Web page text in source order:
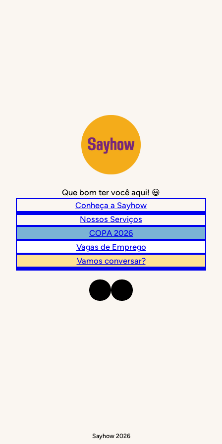
Que bom ter você aqui! 😃
Conheça a Sayhow
Nossos Serviços
COPA 2026
Vagas de Emprego
Vamos conversar?
Instagram
LinkedIn
Sayhow 2026